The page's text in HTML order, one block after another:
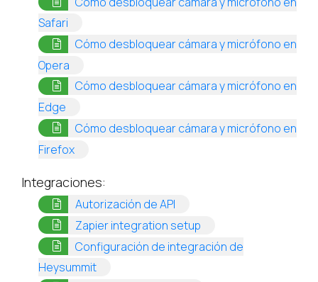
Safari
Cómo desbloquear cámara y micrófono en
Opera
Cómo desbloquear cámara y micrófono en
Edge
Cómo desbloquear cámara y micrófono en
Firefox(opens in a new tab)
Integraciones:
Autorización de API
Zapier integration setup
Configuración de integración de
Heysummit(opens in a new tab)